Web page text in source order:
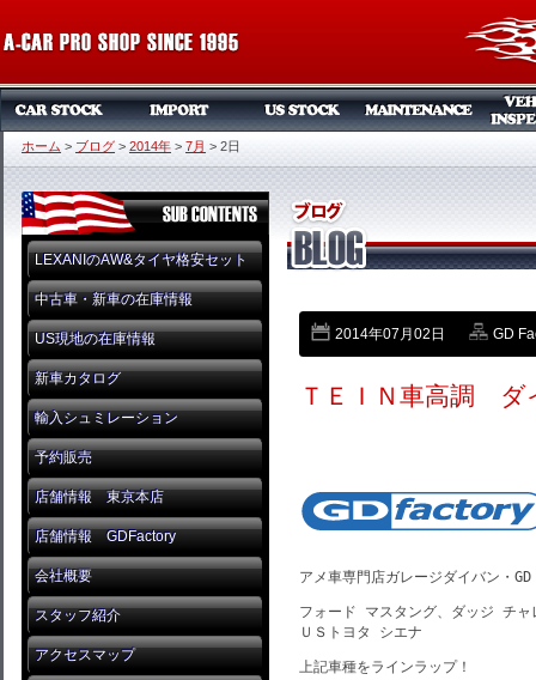
ホーム > ブログ > 2014年 > 7月 > 2日
LEXANIのAW&タイヤ格安セット
中古車・新車の在庫情報
US現地の在庫情報
新車カタログ
輸入シュミレーション
予約販売
店舗情報 東京本店
店舗情報 GDFactory
会社概要
スタッフ紹介
アクセスマップ
2014年07月02日 GD
ＴＥＩＮ車高調 ダ
アメ車専門店ガレージダイバン・
フォード マスタング、ダッジ チ
ＵＳトヨタ シエナ
上記車種をラインラップ！